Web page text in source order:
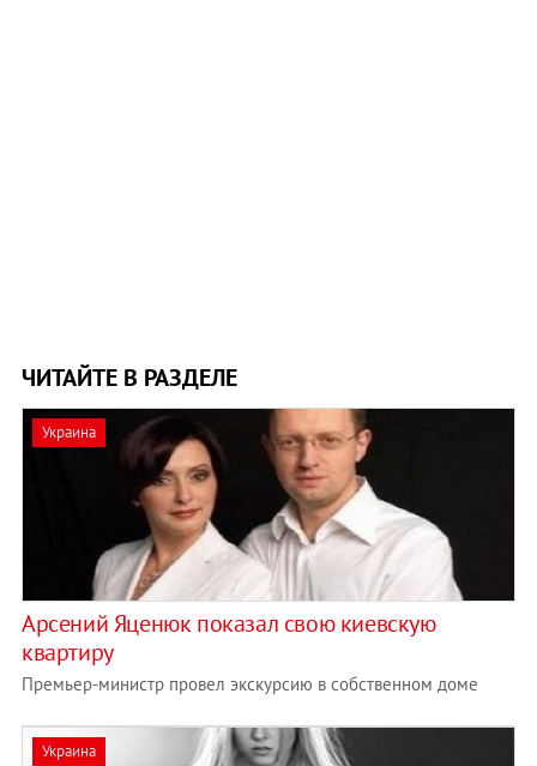
ЧИТАЙТЕ В РАЗДЕЛЕ
Украина
Арсений Яценюк показал свою киевскую
квартиру
Премьер-министр провел экскурсию в собственном доме
Украина